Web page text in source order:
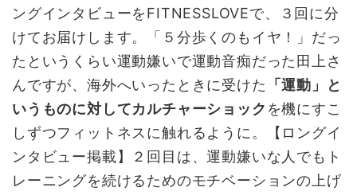
ングインタビューをFITNESSLOVEで、３回に分
けてお届けします。「５分歩くのもイヤ！」だっ
たというくらい運動嫌いで運動音痴だった田上さ
んですが、海外へいったときに受けた
「運動」と
いうものに対してカルチャーショック を機にすこ
しずつフィットネスに触れるように。【ロングイ
ンタビュー掲載】２回目は、運動嫌いな人でもト
レーニングを続けるためのモチベーションの上げ